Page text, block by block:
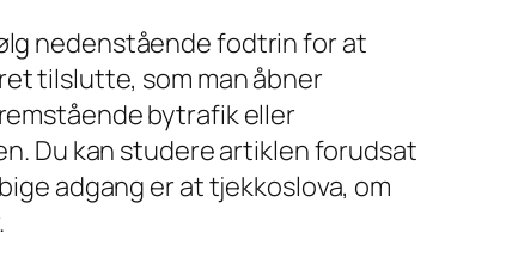
nedenstående fodtrin for at
tilslutte, som man åbner
bytrafik eller
Du kan studere artiklen forudsat
adgang er at tjekkoslova, om